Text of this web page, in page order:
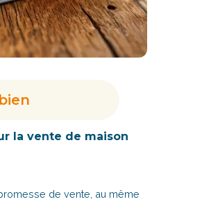
la vente de maison
de vente, au même